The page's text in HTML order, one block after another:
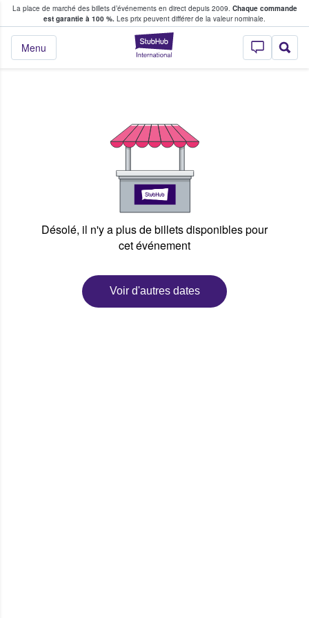
La place de marché des billets d’événements en direct depuis 2009. Chaque commande
est garantie à 100 %. Les prix peuvent différer de la valeur nominale.
StubHub - Où
Menu
fans achètent et vendent des billets
Désolé, il n'y a plus de billets disponibles pour
cet événement
Voir d'autres dates